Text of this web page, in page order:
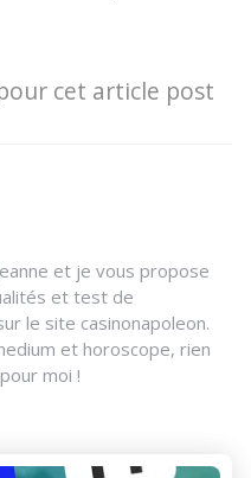
cet article post
et je vous propose
et test de
le site casinonapoleon.
et horoscope, rien
moi !